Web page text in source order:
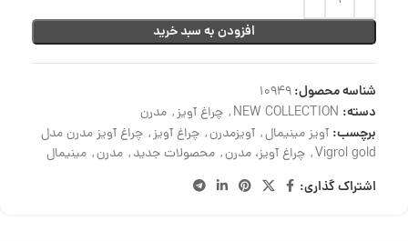
افزودن به سبد خرید
شناسه محصول:10949
دسته: NEW COLLECTION
, چراغ آویز, مدرن
برچسب: آویز مینیمال, آویزمدرن, چراغ آویز, چراغ آویز مدرن مدل
Vigrol gold
, چراغ آویز، مدرن, محصولات جدید, مدرن, مینیمال
اشتراک گذاری: